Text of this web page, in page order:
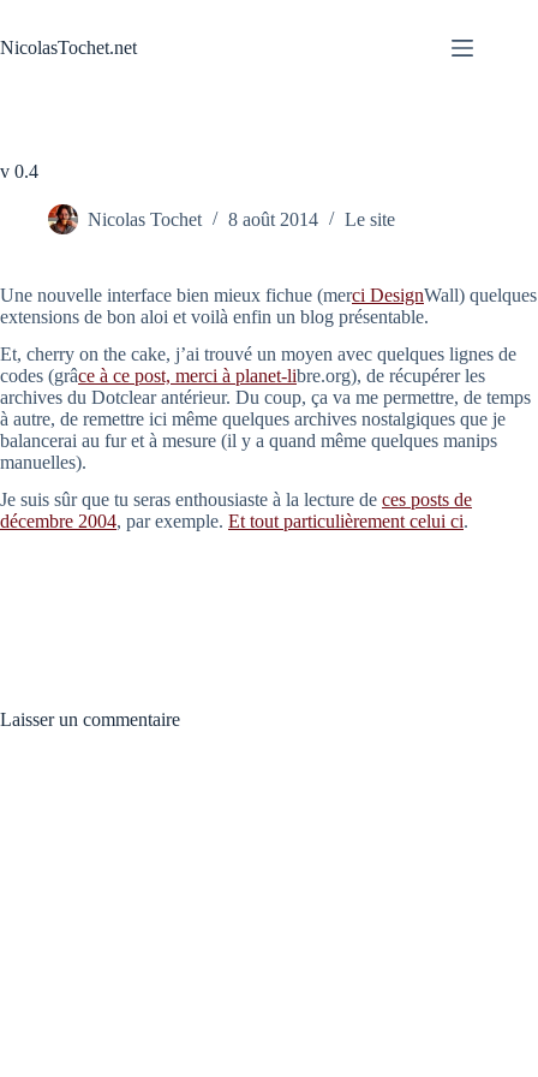
contenu
NicolasTochet.net
v 0.4
Nicolas Tochet 8 août 2014 Le site
Une nouvelle interface bien mieux fichue (merci DesignWall) quelques
extensions de bon aloi et voilà enfin un blog présentable.
Et, cherry on the cake, j’ai trouvé un moyen avec quelques lignes de
codes (grâce à ce post, merci à planet-libre.org), de récupérer les
archives du Dotclear antérieur. Du coup, ça va me permettre, de temps
à autre, de remettre ici même quelques archives nostalgiques que je
balancerai au fur et à mesure (il y a quand même quelques manips
manuelles).
Je suis sûr que tu seras enthousiaste à la lecture de ces posts de
décembre 2004, par exemple. Et tout particulièrement celui ci.
Laisser un commentaire